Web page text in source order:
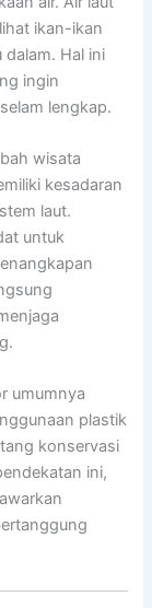
ikan-ikan
Hal ini
ingin
lengkap.
wisata
kesadaran
laut.
untuk
umumnya
plastik
konservasi
ini,